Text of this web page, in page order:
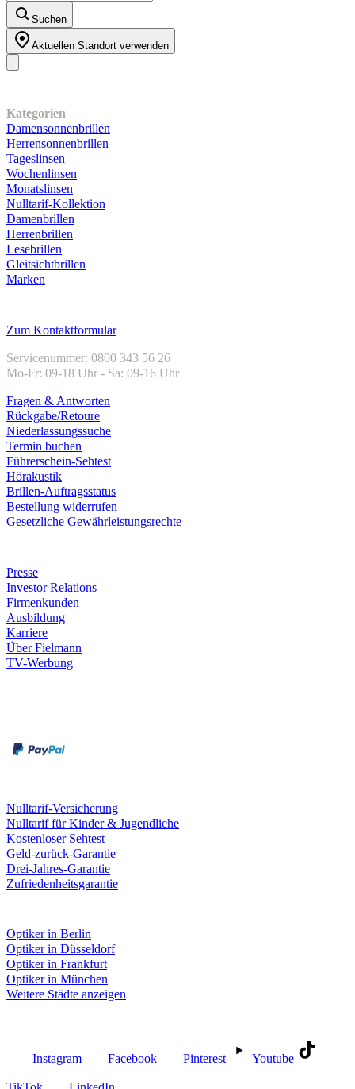
Suchen
Aktuellen Standort verwenden
Kategorien
Damensonnenbrillen
Herrensonnenbrillen
Tageslinsen
Wochenlinsen
Monatslinsen
Nulltarif-Kollektion
Damenbrillen
Herrenbrillen
Lesebrillen
Gleitsichtbrillen
Marken
Zum Kontaktformular
Servicenummer: 0800 343 56 26
Mo-Fr: 09-18 Uhr - Sa: 09-16 Uhr
Fragen & Antworten
Rückgabe/Retoure
Niederlassungssuche
Termin buchen
Führerschein-Sehtest
Hörakustik
Brillen-Auftragsstatus
Bestellung widerrufen
Gesetzliche Gewährleistungsrechte
Presse
Investor Relations
Firmenkunden
Ausbildung
Karriere
Über Fielmann
TV-Werbung
Nulltarif-Versicherung
Nulltarif für Kinder & Jugendliche
Kostenloser Sehtest
Geld-zurück-Garantie
Drei-Jahres-Garantie
Zufriedenheitsgarantie
Optiker in Berlin
Optiker in Düsseldorf
Optiker in Frankfurt
Optiker in München
Weitere Städte anzeigen
Instagram Facebook Pinterest Youtube